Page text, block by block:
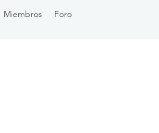
Miembros Foro